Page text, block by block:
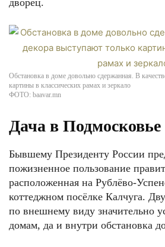
дворец.
Обстановка в доме довольно сдержанная. В
картины в классических рамах и зеркало
ФОТО: baavar.mn
Дача в Подмосковье
Бывшему Президенту России
пожизненное пользование
расположенная на Рублёво-
коттеджном посёлке Калчуга.
по внешнему виду значительно
домам, да и внутри обстановка